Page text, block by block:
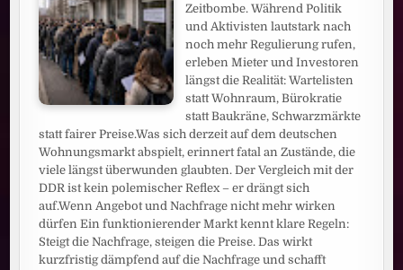
Zeitbombe. Während Politik
und Aktivisten lautstark nach
noch mehr Regulierung rufen,
erleben Mieter und Investoren
längst die Realität: Wartelisten
statt Wohnraum, Bürokratie
statt Baukräne, Schwarzmärkte
statt fairer Preise.Was sich derzeit auf dem deutschen
Wohnungsmarkt abspielt, erinnert fatal an Zustände, die
viele längst überwunden glaubten. Der Vergleich mit der
DDR ist kein polemischer Reflex – er drängt sich
auf.Wenn Angebot und Nachfrage nicht mehr wirken
dürfen Ein funktionierender Markt kennt klare Regeln:
Steigt die Nachfrage, steigen die Preise. Das wirkt
kurzfristig dämpfend auf die Nachfrage und schafft